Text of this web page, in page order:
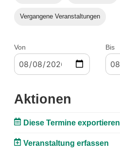
Vergangene Veranstaltungen
Von Bis
Aktionen
Diese Termine exportieren
Veranstaltung erfassen